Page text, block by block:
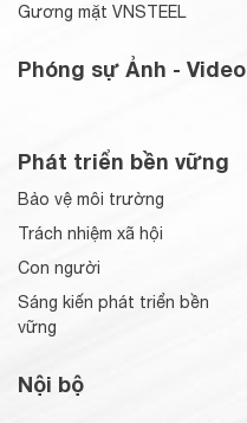
Gương mặt VNSTEEL
Phóng sự Ảnh - Video
Phát triển bền vững
Bảo vệ môi trường
Trách nhiệm xã hội
Con người
Sáng kiến phát triển bền
vững
Nội bộ